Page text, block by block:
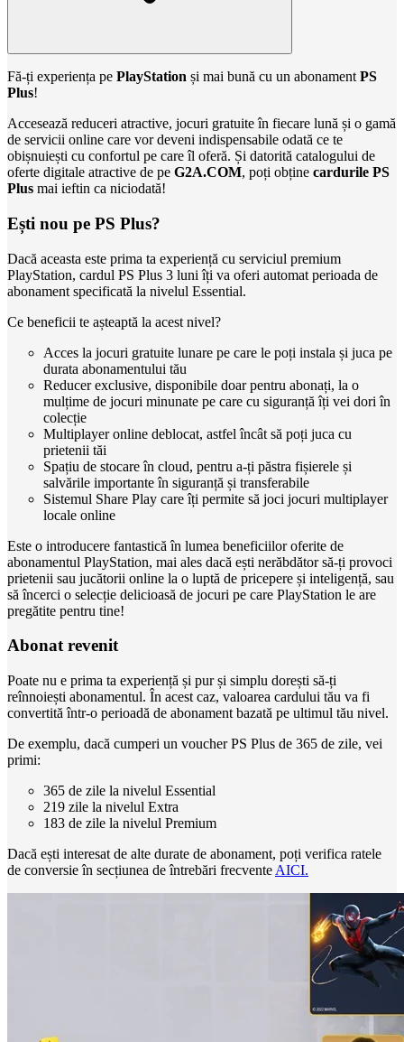
Fă-ți experiența pe PlayStation și mai bună cu un abonament PS
Plus!
Accesează reduceri atractive, jocuri gratuite în fiecare lună și o gamă
de servicii online care vor deveni indispensabile odată ce te
obișnuiești cu confortul pe care îl oferă. Și datorită catalogului de
oferte digitale atractive de pe G2A.COM, poți obține cardurile PS
Plus mai ieftin ca niciodată!
Ești nou pe PS Plus?
Dacă aceasta este prima ta experiență cu serviciul premium
PlayStation, cardul PS Plus 3 luni îți va oferi automat perioada de
abonament specificată la nivelul Essential.
Ce beneficii te așteaptă la acest nivel?
Acces la jocuri gratuite lunare pe care le poți instala și juca pe
durata abonamentului tău
Reducer exclusive, disponibile doar pentru abonați, la o
mulțime de jocuri minunate pe care cu siguranță îți vei dori în
colecție
Multiplayer online deblocat, astfel încât să poți juca cu
prietenii tăi
Spațiu de stocare în cloud, pentru a-ți păstra fișierele și
salvările importante în siguranță și transferabile
Sistemul Share Play care îți permite să joci jocuri multiplayer
locale online
Este o introducere fantastică în lumea beneficiilor oferite de
abonamentul PlayStation, mai ales dacă ești nerăbdător să-ți provoci
prietenii sau jucătorii online la o luptă de pricepere și inteligență, sau
să încerci o selecție delicioasă de jocuri pe care PlayStation le are
pregătite pentru tine!
Abonat revenit
Poate nu e prima ta experiență și pur și simplu dorești să-ți
reînnoiești abonamentul. În acest caz, valoarea cardului tău va fi
convertită într-o perioadă de abonament bazată pe ultimul tău nivel.
De exemplu, dacă cumperi un voucher PS Plus de 365 de zile, vei
primi:
365 de zile la nivelul Essential
219 zile la nivelul Extra
183 de zile la nivelul Premium
Dacă ești interesat de alte durate de abonament, poți verifica ratele
de conversie în secțiunea de întrebări frecvente AICI.